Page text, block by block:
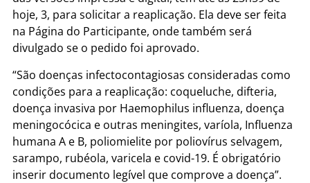
hoje, 3, para solicitar a reaplicação. Ela deve ser feita
na Página do Participante, onde também será
divulgado se o pedido foi aprovado.
“São doenças infectocontagiosas consideradas como
condições para a reaplicação: coqueluche, difteria,
doença invasiva por Haemophilus influenza, doença
meningocócica e outras meningites, varíola, Influenza
humana A e B, poliomielite por poliovírus selvagem,
sarampo, rubéola, varicela e covid-19. É obrigatório
inserir documento legível que comprove a doença”.